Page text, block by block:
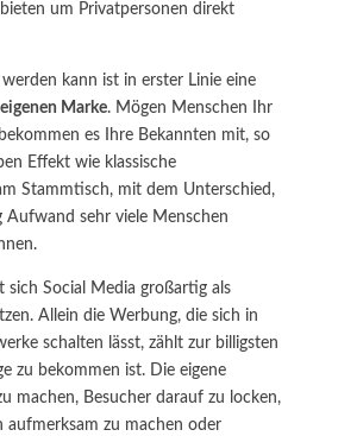
um Privatpersonen direkt
kann ist in erster Linie eine
Marke. Mögen Menschen Ihr
es Ihre Bekannten mit, so
Effekt wie klassische
Stammtisch, mit dem Unterschied,
Aufwand sehr viele Menschen
sich Social Media großartig als
Allein die Werbung, die sich in
schalten lässt, zählt zur billigsten
zu bekommen ist. Die eigene
machen, Besucher darauf zu locken,
aufmerksam zu machen oder